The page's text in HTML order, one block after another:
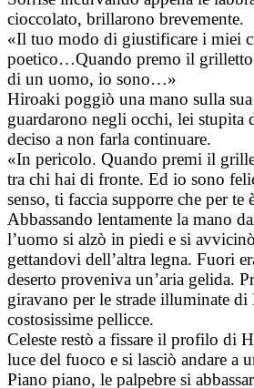
cioccolato, brillarono brevemente.
«Il tuo modo di giustificare i miei
poetico…Quando premo il grilletto
di un uomo, io sono…»
Hiroaki poggiò una mano sulla
guardarono negli occhi, lei stupita
deciso a non farla continuare.
«In pericolo. Quando premi il
tra chi hai di fronte. Ed io sono
senso, ti faccia supporre che per te
Abbassando lentamente la mano
l’uomo si alzò in piedi e si
gettandovi dell’altra legna. Fuori
deserto proveniva un’aria gelida.
giravano per le strade illuminate di
costosissime pellicce.
Celeste restò a fissare il profilo di
luce del fuoco e si lasciò andare a
Piano piano, le palpebre si